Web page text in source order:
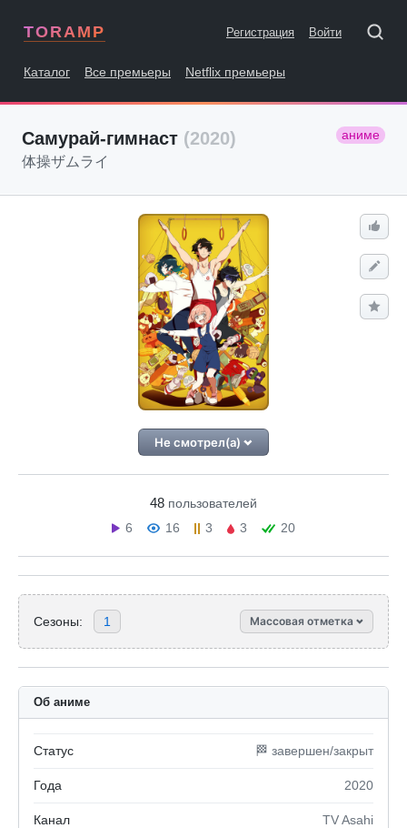
TORAMP Регистрация Войти
Каталог Все премьеры Netflix премьеры
Самурай-гимнаст (2020) аниме
体操ザムライ
Не смотрел(а)
48 пользователей
6
16 3 3 20
Сезоны: 1 Массовая отметка
Об аниме
Статус 🏁 завершен/закрыт
Года 2020
Канал TV Asahi